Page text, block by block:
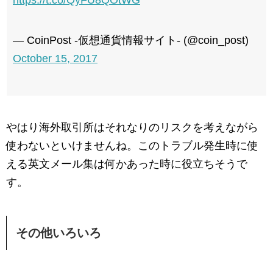
— CoinPost -仮想通貨情報サイト- (@coin_post)
October 15, 2017
やはり海外取引所はそれなりのリスクを考えながら
使わないといけませんね。このトラブル発生時に使
える英文メール集は何かあった時に役立ちそうで
す。
その他いろいろ